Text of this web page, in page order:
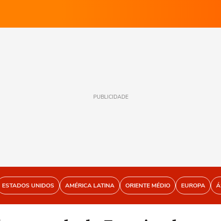
PUBLICIDADE
ESTADOS UNIDOS AMÉRICA LATINA ORIENTE MÉDIO EUROPA